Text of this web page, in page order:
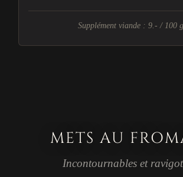
Supplément viande : 9.- / 100
METS AU
Incontournables et